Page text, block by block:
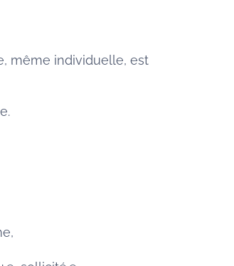
même individuelle, est